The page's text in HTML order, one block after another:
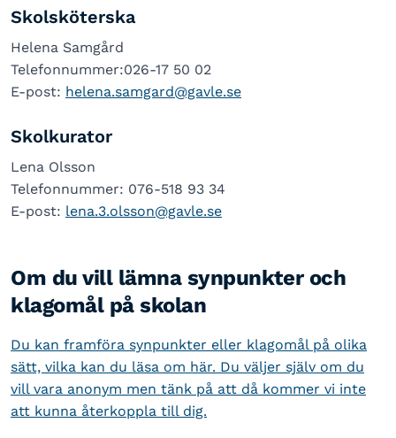
Skolsköterska
Helena Samgård
Telefonnummer:026-17 50 02
E-post: helena.samgard@gavle.se
Skolkurator
Lena Olsson
Telefonnummer: 076-518 93 34
E-post: lena.3.olsson@gavle.se
Om du vill lämna synpunkter och
klagomål på skolan
Du kan framföra synpunkter eller klagomål på olika
sätt, vilka kan du läsa om här. Du väljer själv om du
vill vara anonym men tänk på att då kommer vi inte
att kunna återkoppla till dig.